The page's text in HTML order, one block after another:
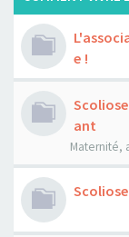
e !
ant
Maternité,